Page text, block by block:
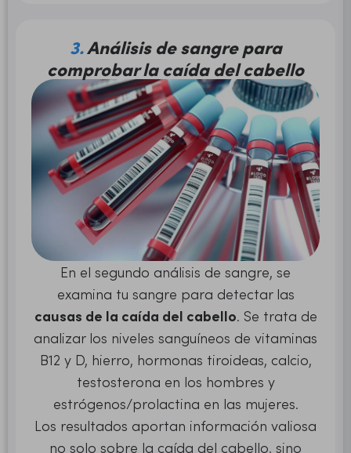
3.Análisis de sangre para
comprobar la caída del cabello
En el segundo análisis de sangre, se
examina tu sangre para detectar las
causas de la caída del cabello. Se trata de
analizar los niveles sanguíneos de vitaminas
B12 y D, hierro, hormonas tiroideas, calcio,
testosterona en los hombres y
estrógenos/prolactina en las mujeres.
Los resultados aportan información valiosa
no solo sobre la caída del cabello, sino